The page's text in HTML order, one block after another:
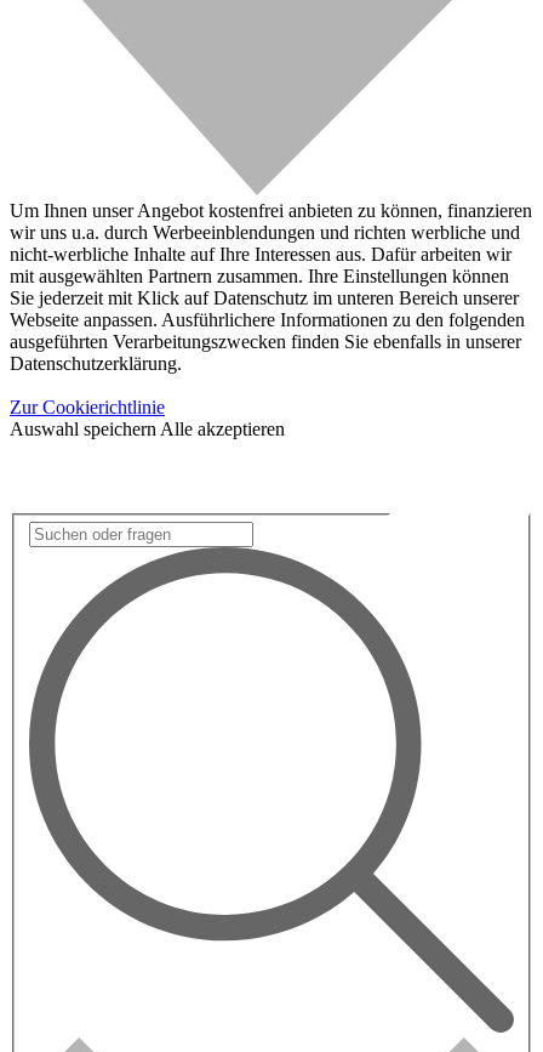
Um Ihnen unser Angebot kostenfrei anbieten zu können, finanzieren
wir uns u.a. durch Werbeeinblendungen und richten werbliche und
nicht-werbliche Inhalte auf Ihre Interessen aus. Dafür arbeiten wir
mit ausgewählten Partnern zusammen. Ihre Einstellungen können
Sie jederzeit mit Klick auf Datenschutz im unteren Bereich unserer
Webseite anpassen. Ausführlichere Informationen zu den folgenden
ausgeführten Verarbeitungszwecken finden Sie ebenfalls in unserer
Datenschutzerklärung.
Zur Cookierichtlinie
Auswahl speichern Alle akzeptieren